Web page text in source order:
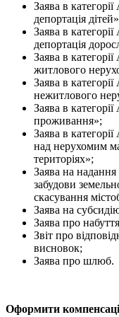
Заява в
депортація
Заява в
депортація
Заява в
житлового
Заява в
нежитлового
Заява в
проживання»;
Заява в
над нерухомим
територіях»;
Заява на
забудови
скасування
Заява на
Заява про
Звіт про
висновок;
Заява про шлюб.
Оформити